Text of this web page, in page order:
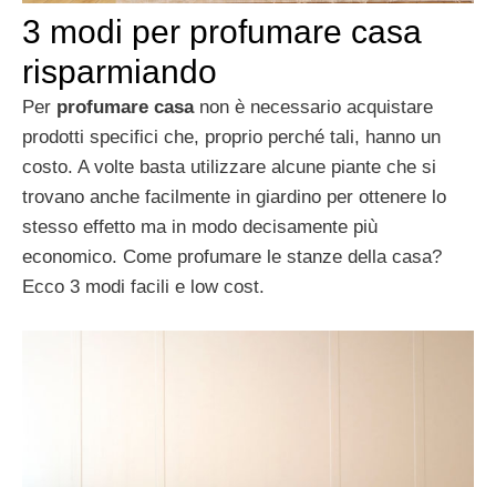
3 modi per profumare casa
risparmiando
Per profumare casanon è necessario acquistare
prodotti specifici che, proprio perché tali, hanno un
costo. A volte basta utilizzare alcune piante che si
trovano anche facilmente in giardino per ottenere lo
stesso effetto ma in modo decisamente più
economico. Come profumare le stanze della casa?
Ecco 3 modi facili e low cost.